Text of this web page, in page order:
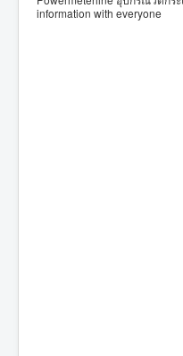
information with everyone